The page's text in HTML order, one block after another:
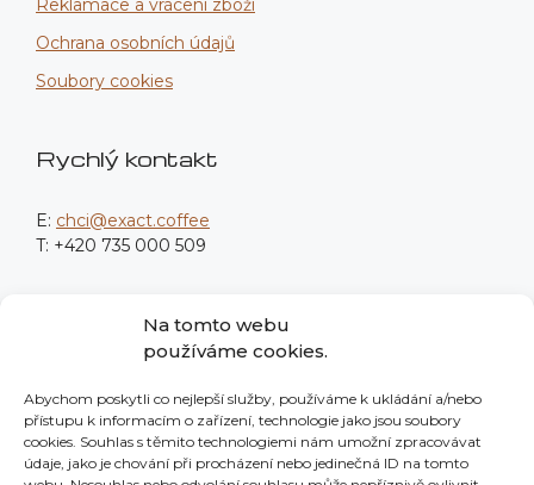
Na tomto webu
používáme cookies.
Abychom poskytli co nejlepší služby, používáme k ukládání a/nebo
přístupu k informacím o zařízení, technologie jako jsou soubory
cookies. Souhlas s těmito technologiemi nám umožní zpracovávat
údaje, jako je chování při procházení nebo jedinečná ID na tomto
Reklamace a vrácení zboží
Ochrana osobních údajů
Soubory cookies
Rychlý kontakt
E: chci@exact.coffee
T: +420 735 000 509
Fakturační údaje
Nové sady 988/2
602 00 Brno